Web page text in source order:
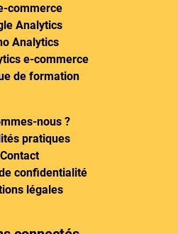
commerce
Analytics
Analytics
e-commerce
de formation
nous ?
pratiques
Contact
confidentialité
légales